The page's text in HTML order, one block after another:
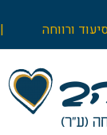
סיעוד ורווחה |